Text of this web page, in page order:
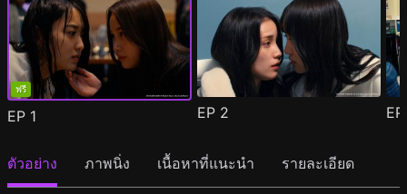
ฟรี
EP 1 EP 2
ตัวอย่าง ภาพนิ่ง เนื้อหาที่แนะนำ รายละเอียด